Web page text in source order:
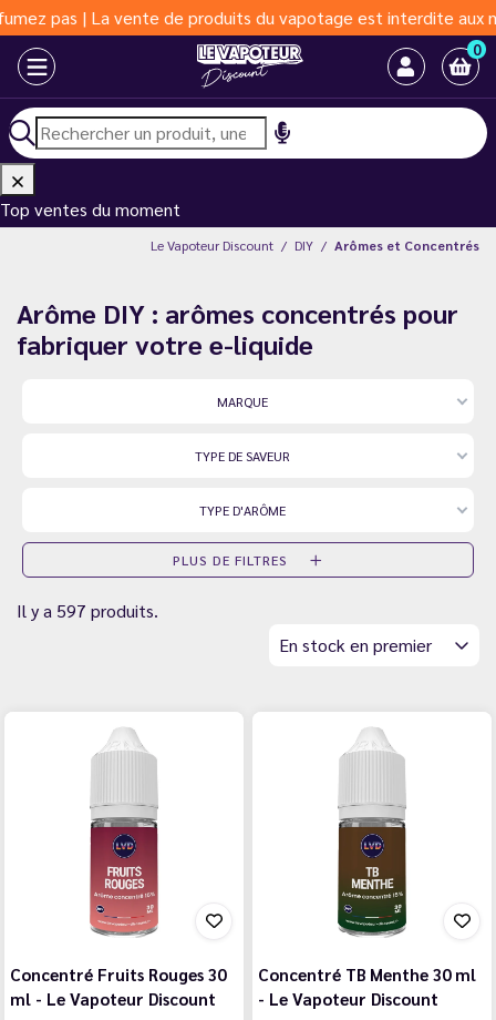
produits du vapotage est interdite aux moins de 18 ans |
0
Top ventes du moment
Le Vapoteur Discount DIY Arômes et Concentrés
Arôme DIY : arômes concentrés pour
fabriquer votre e-liquide
MARQUE
TYPE DE SAVEUR
TYPE D'ARÔME
PLUS DE FILTRES
Il y a 597 produits.
En stock en premier
Concentré Fruits Rouges 30
ml - Le Vapoteur Discount
Concentré TB Menthe 30 ml
- Le Vapoteur Discount